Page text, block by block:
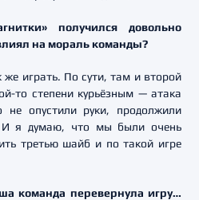
получился довольно
на моралькоманды?
играть. По сути, там и второй
то степени курьёзным — атака
не опустили руки, продолжили
И я думаю, что мы были очень
третью шайб и по такой игре
команда перевернула игру…